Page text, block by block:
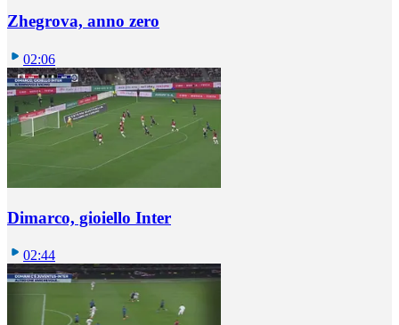
Zhegrova, anno zero
02:06
Dimarco, gioiello Inter
02:44